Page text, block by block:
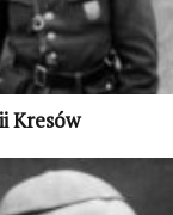
Kresów